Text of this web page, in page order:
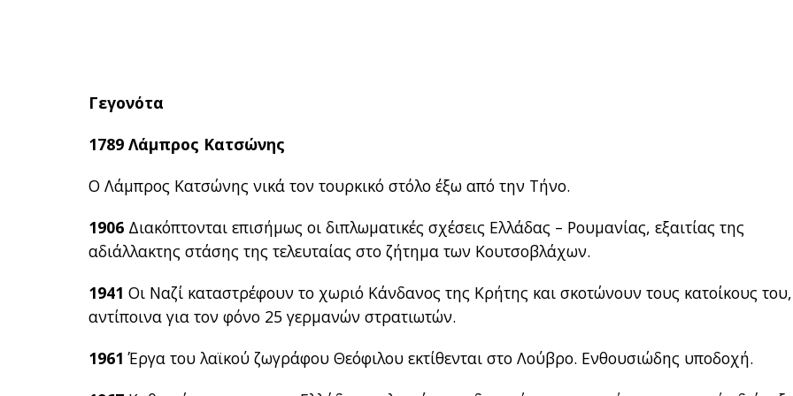
Γεγονότα
1789 Λάμπρος Κατσώνης
Ο Λάμπρος Κατσώνης νικά τον τουρκικό στόλο έξω από την Τήνο.
1906 Διακόπτονται επισήμως οι διπλωματικές σχέσεις Ελλάδας – Ρουμανίας, εξαιτίας της
αδιάλλακτης στάσης της τελευταίας στο ζήτημα των Κουτσοβλάχων.
1941 Οι Ναζί καταστρέφουν το χωριό Κάνδανος της Κρήτης και σκοτώνουν τους κατοίκους
αντίποινα για τον φόνο 25 γερμανών στρατιωτών.
1961 Έργα του λαϊκού ζωγράφου Θεόφιλου εκτίθενται στο Λούβρο. Ενθουσιώδης υποδοχή.